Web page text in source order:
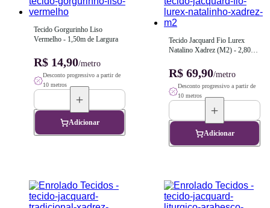
Tecido Gorgurinho Liso
Vermelho - 1,50m de Largura
R$ 14,90/metro
Desconto progressivo a partir de
10 metros
Adicionar
Tecido Jacquard Fio Lurex
Natalino Xadrez (M2) - 2,80m
R$ 69,90/metro
Desconto progressivo a partir de
10 metros
Adicionar